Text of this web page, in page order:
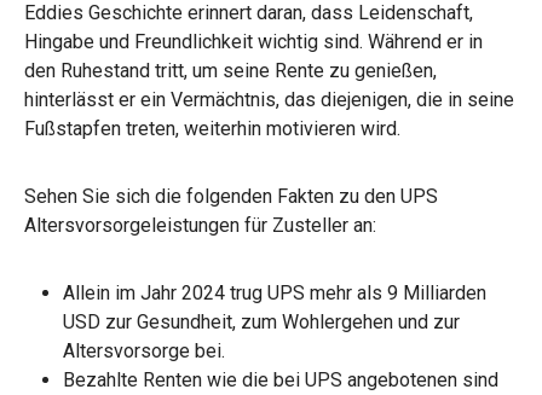
Eddies Geschichte erinnert daran, dass Leidenschaft,
Hingabe und Freundlichkeit wichtig sind. Während er in
den Ruhestand tritt, um seine Rente zu genießen,
hinterlässt er ein Vermächtnis, das diejenigen, die in seine
Fußstapfen treten, weiterhin motivieren wird.
Sehen Sie sich die folgenden Fakten zu den UPS
Altersvorsorgeleistungen für Zusteller an:
Allein im Jahr 2024 trug UPS mehr als 9 Milliarden
USD zur Gesundheit, zum Wohlergehen und zur
Altersvorsorge bei.
Bezahlte Renten wie die bei UPS angebotenen sind